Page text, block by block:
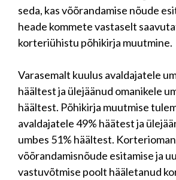
seda, kas võõrandamise nõude
heade kommete vastaselt
korteriühistu põhikirja muutmine.
Varasemalt kuulus avaldajatele
häältest ja ülejäänud omanikele
häältest. Põhikirja muutmise
avaldajatele 49% häätest ja
umbes 51% häältest.
võõrandamisnõude esitamise ja
vastuvõtmise poolt hääletanud